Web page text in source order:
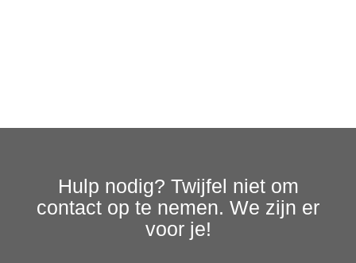
Hulp nodig? Twijfel niet om
contact op te nemen. We zijn er
voor je!